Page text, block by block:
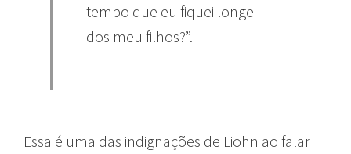
tempo que eu fiquei longe
dos meu filhos?”.
Essa é uma das indignações de Liohn ao falar